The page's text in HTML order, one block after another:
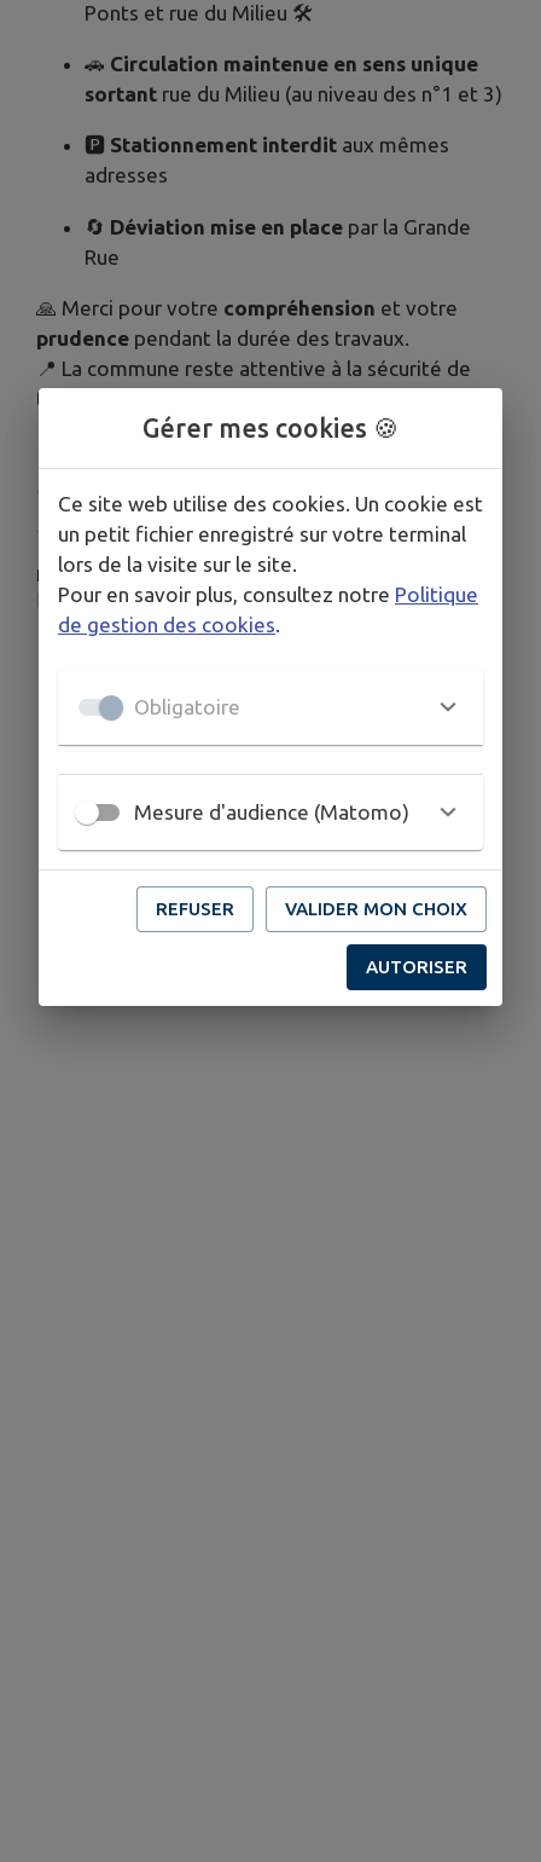
Ponts et rue du Milieu 🛠️
🚗 Circulation maintenue en sens unique
sortant rue du Milieu (au niveau des n°1 et 3)
🅿️ Stationnement interdit aux mêmes
adresses
🔄 Déviation mise en place par la Grande
Rue
🙏 Merci pour votre compréhension et votre
prudence pendant la durée des travaux.
📍 La commune reste attentive à la sécurité de
tous.
PLUS D'INFORMATIONS
https://www.sellieres.fr/contact
Gérer mes cookies 🍪
Ce site web utilise des cookies. Un cookie est
un petit fichier enregistré sur votre terminal
lors de la visite sur le site.
Pour en savoir plus, consultez notre Politique
de gestion des cookies
Obligatoire
Mesure d'audience (Matomo)
REFUSER VALIDER MON CHOIX
AUTORISER